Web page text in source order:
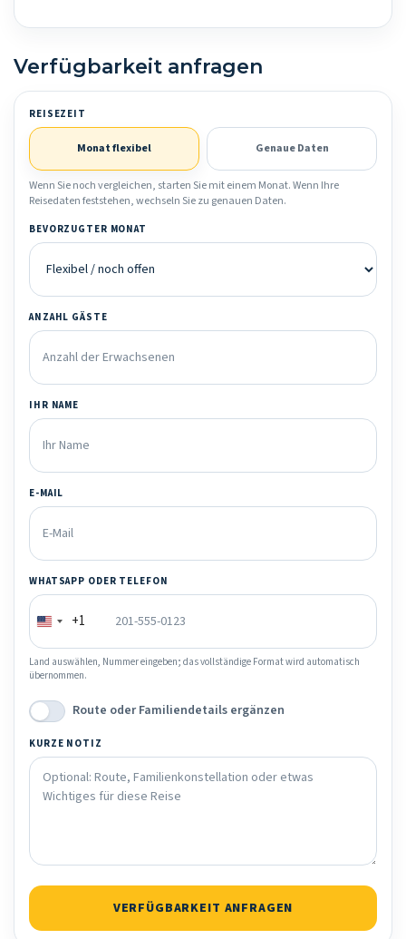
Verfügbarkeit anfragen
REISEZEIT
Monat flexibel Genaue Daten
Wenn Sie noch vergleichen, starten Sie mit einem Monat. Wenn Ihre
Reisedaten feststehen, wechseln Sie zu genauen Daten.
BEVORZUGTER MONAT
ANZAHL GÄSTE
IHR NAME
E-MAIL
WHATSAPP ODER TELEFON
+1
Land auswählen, Nummer eingeben; das vollständige Format wird automatisch
übernommen.
Route oder Familiendetails ergänzen
KURZE NOTIZ
VERFÜGBARKEIT ANFRAGEN